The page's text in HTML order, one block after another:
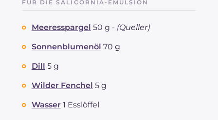
FÜR DIE SALICORNIA-EMULSION
Meeresspargel 50 g - (Queller)
Sonnenblumenöl 70 g
Dill 5 g
Wilder Fenchel 5 g
Wasser 1 Esslöffel